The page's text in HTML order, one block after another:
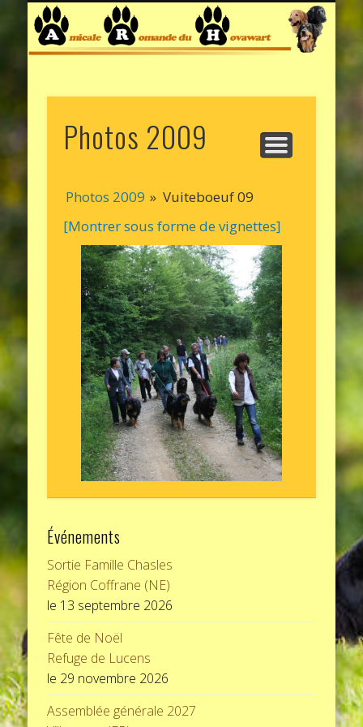
BIENVENUE
LE HOVAWART
COMITÉ
ELEVEURS
PHOTOS
ARTICLES / INFOS RECHERCHE MEMBRE !
Photos 2009
Photos 2009 » Vuiteboeuf 09
[Montrer sous forme de vignettes]
Événements
Sortie Famille Chasles
Région Coffrane (NE)
le 13 septembre 2026
Fête de Noël
Refuge de Lucens
le 29 novembre 2026
Assemblée générale 2027